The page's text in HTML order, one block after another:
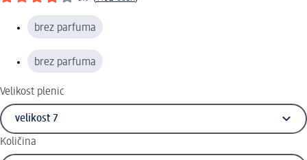
brez parfuma
brez parfuma
Velikost plenic
Količina